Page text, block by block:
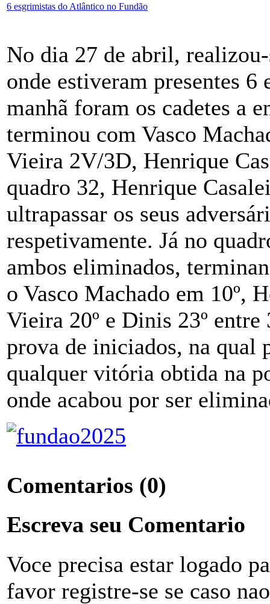
6 esgrimistas do Atlântico no Fundão
No dia 27 de abril,
onde estiveram presentes
manhã foram os cadetes a
terminou com Vasco
Vieira 2V/3D, Henrique
quadro 32, Henrique
ultrapassar os seus
respetivamente. Já no
ambos eliminados,
o Vasco Machado em 10º,
Vieira 20º e Dinis 23º
prova de iniciados, na qual
qualquer vitória obtida na
onde acabou por ser
Comentarios (0)
Escreva seu Comentario
Voce precisa estar logado
favor registre-se se caso